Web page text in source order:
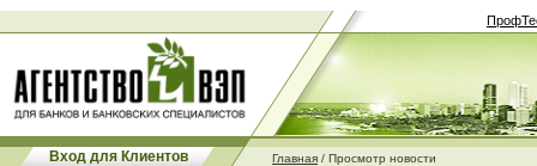
Вход для Клиентов Главная / Просмотр новости